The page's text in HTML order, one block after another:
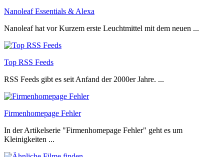
Nanoleaf Essentials & Alexa
Nanoleaf hat vor Kurzem erste Leuchtmittel mit dem neuen ...
Top RSS Feeds
RSS Feeds gibt es seit Anfand der 2000er Jahre. ...
Firmenhomepage Fehler
In der Artikelserie "Firmenhomepage Fehler" geht es um
Kleinigkeiten ...